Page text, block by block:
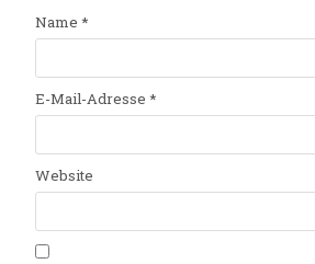
Name *
E-Mail-Adresse *
Website